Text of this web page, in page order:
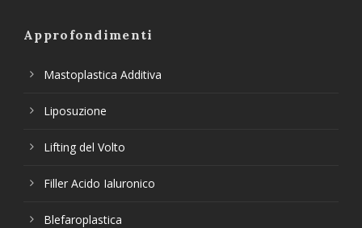
Approfondimenti
Mastoplastica Additiva
Liposuzione
Lifting del Volto
Filler Acido Ialuronico
Blefaroplastica